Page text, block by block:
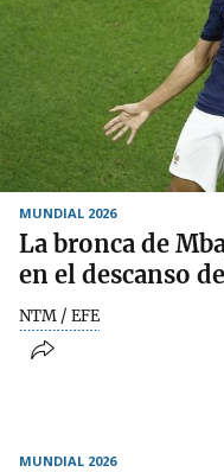
MUNDIAL 2026
La bronca de
en el descanso
NTM / EFE
MUNDIAL 2026